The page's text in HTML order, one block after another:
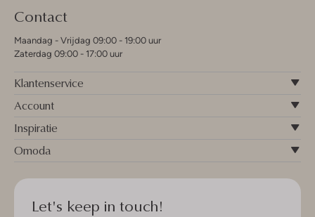
Contact
Maandag - Vrijdag 09:00 - 19:00 uur
Zaterdag 09:00 - 17:00 uur
Klantenservice
Account
Inspiratie
Omoda
Let's keep in touch!